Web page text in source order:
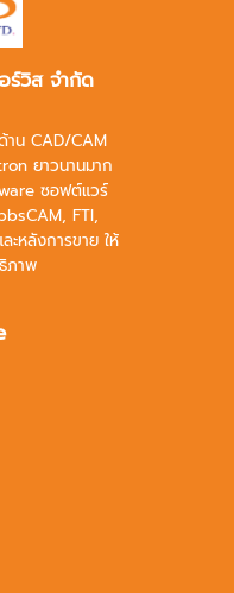
ร์วิส จำกัด
าน CAD/CAM
ยาวนานมาก
ซอฟต์แวร์
FTI,
หลังการขาย ให้
ภาพ